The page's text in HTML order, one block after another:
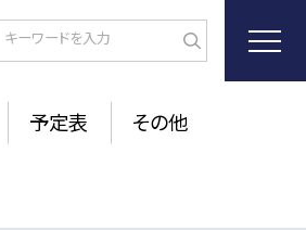
予定表 その他